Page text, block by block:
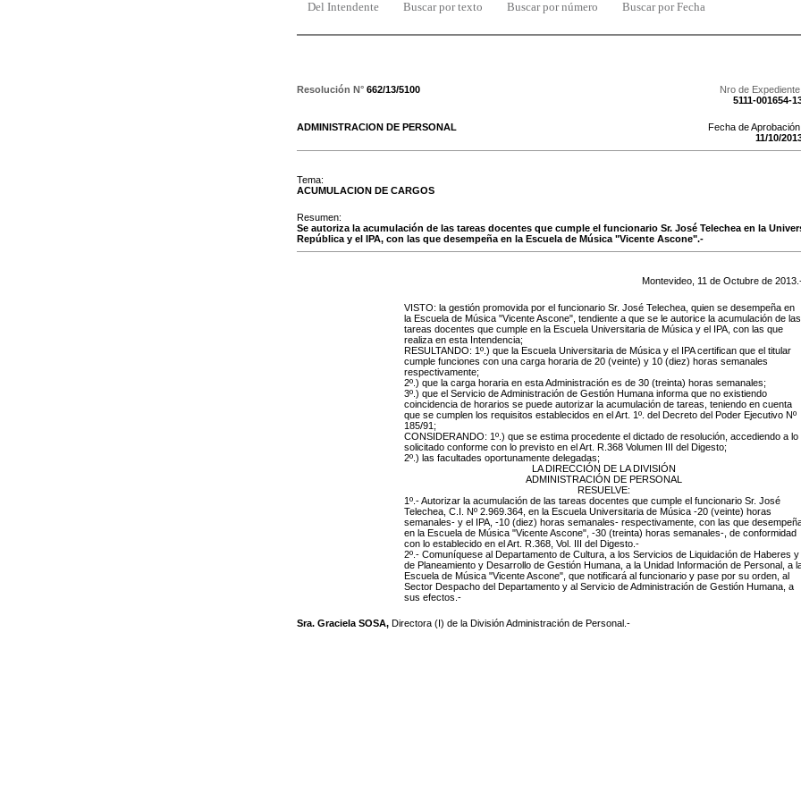
Del Intendente Buscar por texto Buscar por número Buscar por Fecha
Resolución N° 662/13/5100
Nro de
5111-001654-
ADMINISTRACION DE PERSONAL
Fecha de
11/10/
Tema:
ACUMULACION DE CARGOS
Resumen:
Se autoriza la acumulación de las tareas docentes que cumple el funcionario Sr. José Telechea en la
República y el IPA, con las que desempeña en la Escuela de Música "Vicente Ascone".-
Montevideo, 11 de Octubre de 2013
VISTO: la gestión promovida por el funcionario Sr. José Telechea, quien se desempeña en
la Escuela de Música "Vicente Ascone", tendiente a que se le autorice la acumulación de las
tareas docentes que cumple en la Escuela Universitaria de Música y el IPA, con las que
realiza en esta Intendencia;
RESULTANDO: 1º.) que la Escuela Universitaria de Música y el IPA certifican que el titular
cumple funciones con una carga horaria de 20 (veinte) y 10 (diez) horas semanales
respectivamente;
2º.) que la carga horaria en esta Administración es de 30 (treinta) horas semanales;
3º.) que el Servicio de Administración de Gestión Humana informa que no existiendo
coincidencia de horarios se puede autorizar la acumulación de tareas, teniendo en cuenta
que se cumplen los requisitos establecidos en el Art. 1º. del Decreto del Poder Ejecutivo Nº
185/91;
CONSIDERANDO: 1º.) que se estima procedente el dictado de resolución, accediendo a lo
solicitado conforme con lo previsto en el Art. R.368 Volumen III del Digesto;
2º.) las facultades oportunamente delegadas;
LA DIRECCIÓN DE LA DIVISIÓN
ADMINISTRACIÓN DE PERSONAL
RESUELVE:
1º.- Autorizar la acumulación de las tareas docentes que cumple el funcionario Sr. José
Telechea, C.I. Nº 2.969.364, en la Escuela Universitaria de Música -20 (veinte) horas
semanales- y el IPA, -10 (diez) horas semanales- respectivamente, con las que
en la Escuela de Música "Vicente Ascone", -30 (treinta) horas semanales-, de conformidad
con lo establecido en el Art. R.368, Vol. III del Digesto.-
2º.- Comuníquese al Departamento de Cultura, a los Servicios de Liquidación de Haberes y
de Planeamiento y Desarrollo de Gestión Humana, a la Unidad Información de Personal, a
Escuela de Música "Vicente Ascone", que notificará al funcionario y pase por su orden, al
Sector Despacho del Departamento y al Servicio de Administración de Gestión Humana, a
sus efectos.-
Sra. Graciela SOSA, Directora (I) de la División Administración de Personal.-